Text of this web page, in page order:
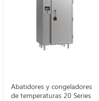
Abatidores y congeladores
de temperaturas 20 Series